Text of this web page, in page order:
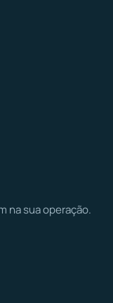
na sua operação.